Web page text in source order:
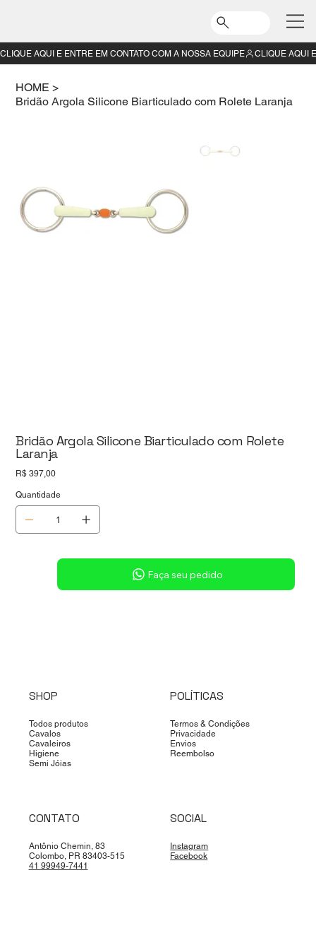
HOME >
Bridão Argola Silicone Biarticulado com Rolete Laranja
Bridão Argola Silicone Biarticulado com Rolete
Laranja
Preço
R$ 397,00
Quantidade
Sob consulta
Faça seu pedido
CLIQUE AQUI E ENTRE EM CONTATO COM A NOSSA EQUIPE
SHOP
Todos produtos
Cavalos
Cavaleiros
Higiene
Semi Jóias
POLÍTICAS
Termos & Condições
Privacidade
Envios
Reembolso
CONTATO
Antônio Chemin, 83
Colombo, PR 83403-515
41 99949-7441
SOCIAL
Instagram
Facebook